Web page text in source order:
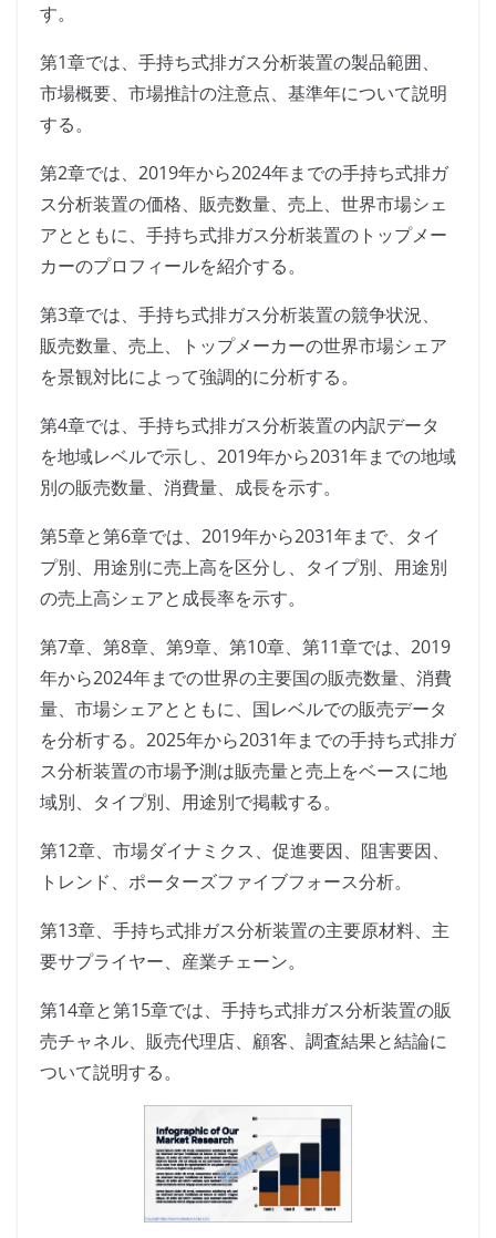
す。
第1章では、手持ち式排ガス分析装置の製品範囲、
市場概要、市場推計の注意点、基準年について説明
する。
第2章では、2019年から2024年までの手持ち式排ガ
ス分析装置の価格、販売数量、売上、世界市場シェ
アとともに、手持ち式排ガス分析装置のトップメー
カーのプロフィールを紹介する。
第3章では、手持ち式排ガス分析装置の競争状況、
販売数量、売上、トップメーカーの世界市場シェア
を景観対比によって強調的に分析する。
第4章では、手持ち式排ガス分析装置の内訳データ
を地域レベルで示し、2019年から2031年までの地域
別の販売数量、消費量、成長を示す。
第5章と第6章では、2019年から2031年まで、タイ
プ別、用途別に売上高を区分し、タイプ別、用途別
の売上高シェアと成長率を示す。
第7章、第8章、第9章、第10章、第11章では、2019
年から2024年までの世界の主要国の販売数量、消費
量、市場シェアとともに、国レベルでの販売データ
を分析する。2025年から2031年までの手持ち式排ガ
ス分析装置の市場予測は販売量と売上をベースに地
域別、タイプ別、用途別で掲載する。
第12章、市場ダイナミクス、促進要因、阻害要因、
トレンド、ポーターズファイブフォース分析。
第13章、手持ち式排ガス分析装置の主要原材料、主
要サプライヤー、産業チェーン。
第14章と第15章では、手持ち式排ガス分析装置の販
売チャネル、販売代理店、顧客、調査結果と結論に
ついて説明する。